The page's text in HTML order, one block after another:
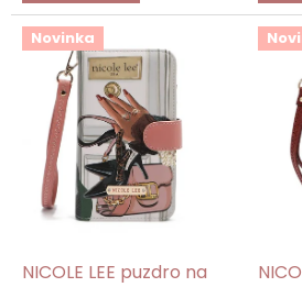
Novinka
NICOLE LEE puzdro na